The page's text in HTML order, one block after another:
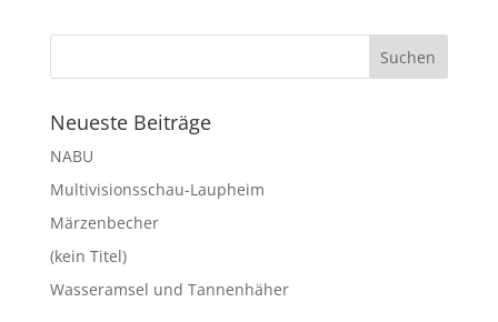
Neueste Beiträge
NABU
Multivisionsschau-Laupheim
Märzenbecher
(kein Titel)
Wasseramsel und Tannenhäher